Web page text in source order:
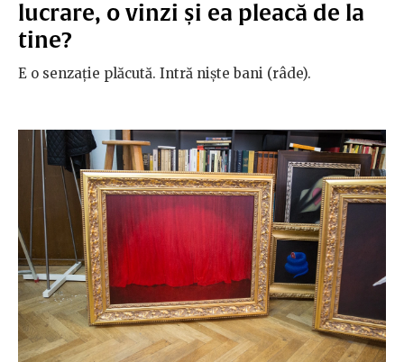
lucrare, o vinzi și ea pleacă de la
tine?
E o senzație plăcută. Intră niște bani (râde).